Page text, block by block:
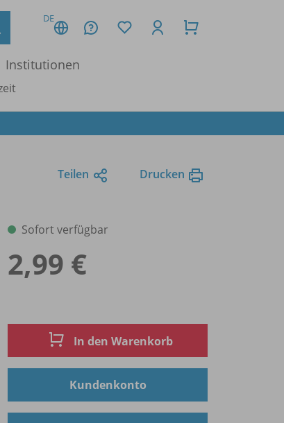
DE
Institutionen
Teilen Drucken
Sofort verfügbar
2,99 €
In den Warenkorb
Kundenkonto